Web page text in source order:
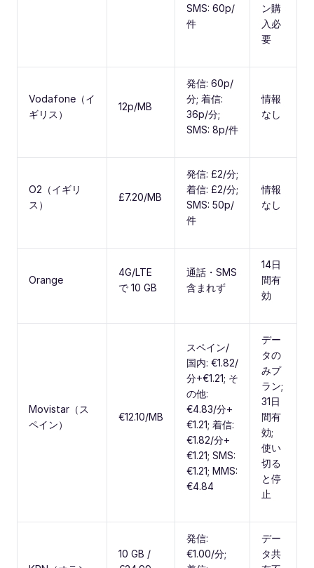
SMS: 60p/
件
ン購
入必
要
Vodafone（イ
ギリス）
12p/MB
発信: 60p/
分; 着信:
36p/分;
SMS: 8p/件
情報
なし
O2（イギリ
ス）
£7.20/MB
発信: £2/分;
着信: £2/分;
SMS: 50p/
件
情報
なし
Orange
4G/LTE
で 10 GB
通話・SMS
含まれず
14日
間有
効
Movistar（ス
ペイン）
€12.10/MB
スペイン/
国内: €1.82/
分+€1.21; そ
の他:
€4.83/分+
€1.21; 着信:
€1.82/分+
€1.21; SMS:
€1.21; MMS:
€4.84
デー
タの
みプ
ラン;
31日
間有
効;
使い
切る
と停
止
10 GB /
発信:
€1.00/分;
デー
タ共